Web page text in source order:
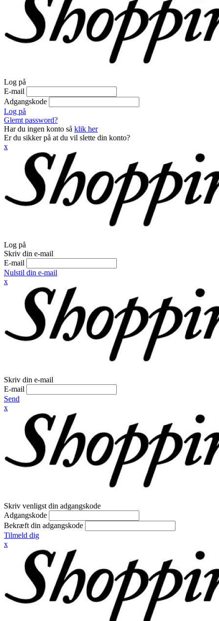
Log på
E-mail
Adgangskode
Log på
Glemt password?
Har du ingen konto så klik her
Er du sikker på at du vil slette din konto?
x
Log på
Skriv din e-mail
E-mail
Nulstil din e-mail
x
Skriv din e-mail
E-mail
Send
x
Skriv venligst din adgangskode
Adgangskode
Bekræft din adgangskode
Tilmeld dig
x